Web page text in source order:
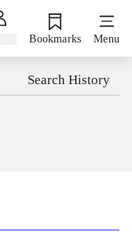
Bookmarks Menu
Search History